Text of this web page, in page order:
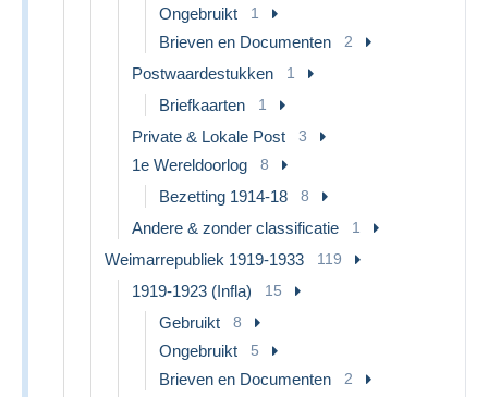
Ongebruikt 1
Brieven en Documenten 2
Postwaardestukken 1
Briefkaarten 1
Private & Lokale Post 3
1e Wereldoorlog 8
Bezetting 1914-18 8
Andere & zonder classificatie 1
Weimarrepubliek 1919-1933 119
1919-1923 (Infla) 15
Gebruikt 8
Ongebruikt 5
Brieven en Documenten 2